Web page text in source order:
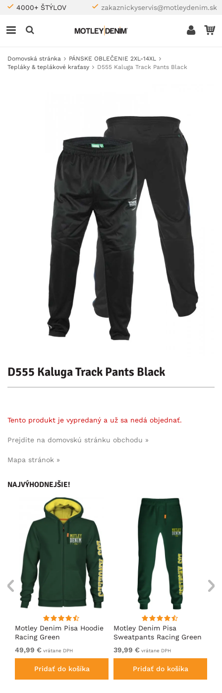
4000+ ŠTÝLOV zakaznickyservis@motleydenim.sk
Domovská stránka
PÁNSKE OBLEČENIE 2XL-14XL
Tepláky & teplákové kraťasy
D555 Kaluga Track Pants Black
D555 Kaluga Track Pants Black
Tento produkt je vypredaný a už sa nedá objednať.
Prejdite na domovskú stránku obchodu »
Mapa stránok »
NAJVÝHODNEJŠIE!
Motley Denim Pisa Hoodie
Racing Green
49,99 € vrátane DPH
Pridať do košíka
Motley Denim Pisa
Sweatpants Racing Green
39,99 € vrátane DPH
Pridať do košíka